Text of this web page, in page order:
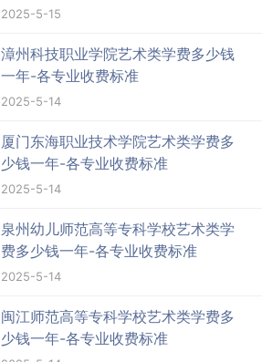
2025-5-15
漳州科技职业学院艺术类学费多少钱
一年-各专业收费标准
2025-5-14
厦门东海职业技术学院艺术类学费多
少钱一年-各专业收费标准
2025-5-14
泉州幼儿师范高等专科学校艺术类学
费多少钱一年-各专业收费标准
2025-5-14
闽江师范高等专科学校艺术类学费多
少钱一年-各专业收费标准